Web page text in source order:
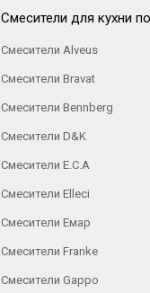
Cмесители для кухни
Смесители Alveus
Смесители Bravat
Смесители Bennberg
Смесители D&K
Смесители E.C.A
Смесители Elleci
Смесители Емар
Смесители Franke
Смесители Gappo